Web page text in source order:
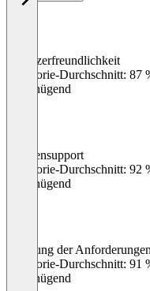
Benutzerfreundlichkeit
Kategorie-Durchschnitt: 87
Ungenügend
Kundensupport
Kategorie-Durchschnitt: 92
Ungenügend
Erfüllung der Anforderungen
Kategorie-Durchschnitt: 91
Ungenügend